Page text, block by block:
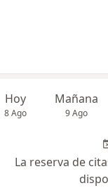
Hoy
8 Ago
Mañana
9 Ago
La reserva de